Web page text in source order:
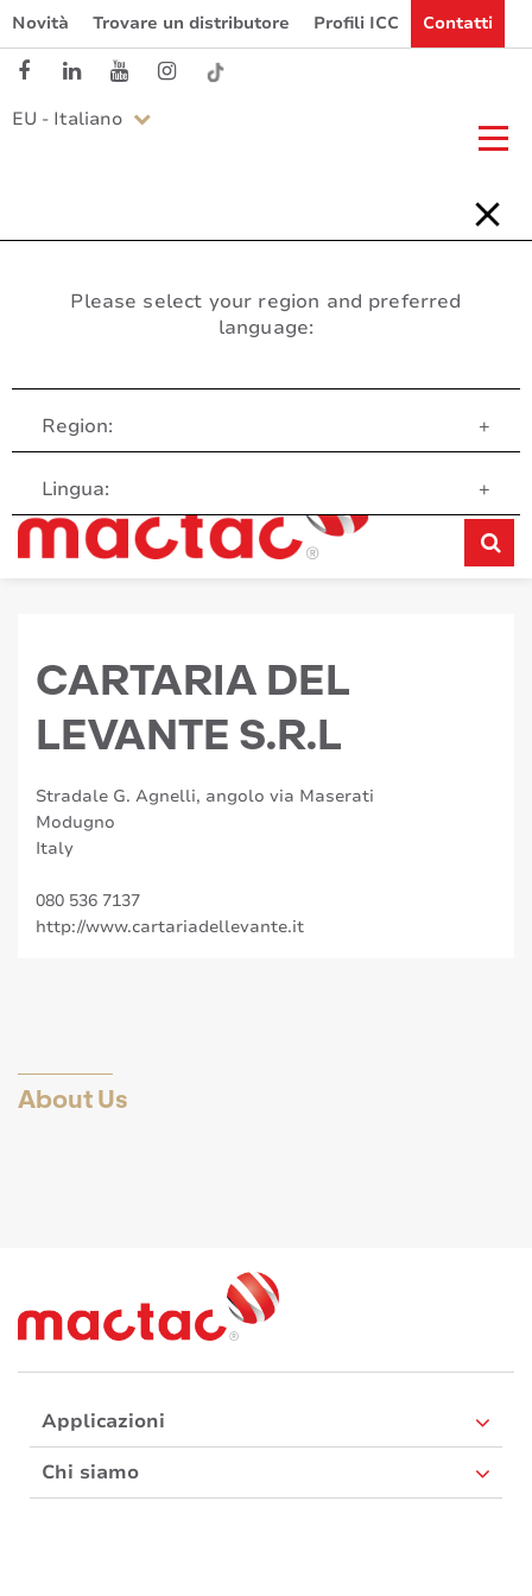
Novità Trovare un distributore Profili ICC Contatti
EU - Italiano
Please select your region and preferred
language:
Region: +
Lingua: +
Servizio clienti
CARTARIA DEL
LEVANTE S.R.L
Stradale G. Agnelli, angolo via Maserati
Modugno
Italy
080 536 7137
http://www.cartariadellevante.it
About Us
Applicazioni
Chi siamo